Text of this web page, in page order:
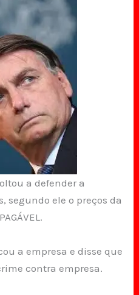
a defender a
segundo ele o preços da
a empresa e disse que
contra empresa.